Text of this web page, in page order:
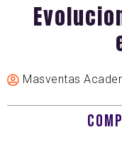
Masventas